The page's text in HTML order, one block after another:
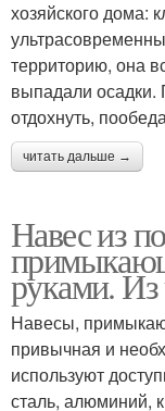
хозяйского дома:
территорию, она
выпадали
отдохнуть,
читать дальше →
Навес из
руками. Из
Навесы,
привычная и
используют
сталь, алюминий,